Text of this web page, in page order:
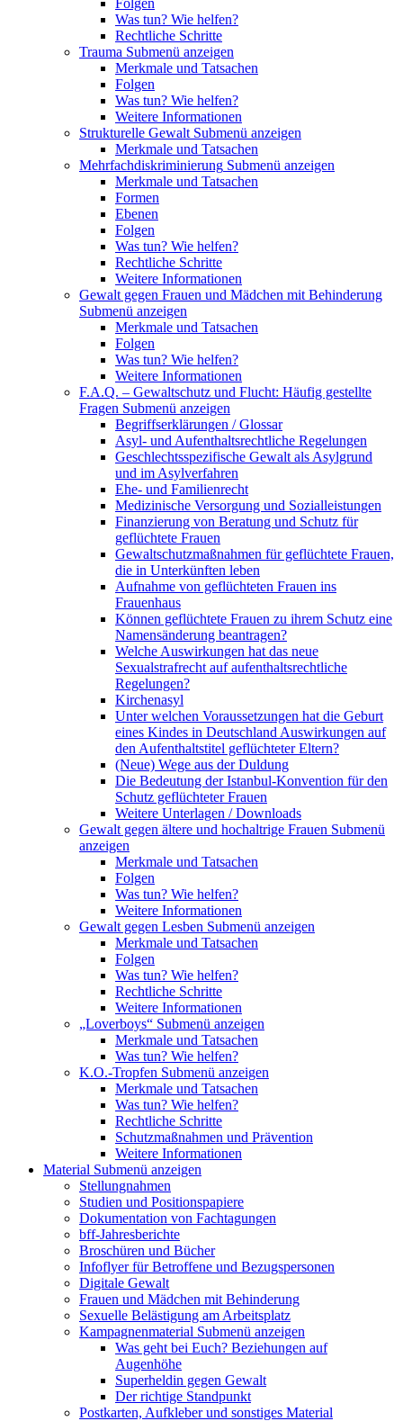
Folgen
Was tun? Wie helfen?
Rechtliche Schritte
Trauma Submenü anzeigen
Merkmale und Tatsachen
Folgen
Was tun? Wie helfen?
Weitere Informationen
Strukturelle Gewalt Submenü anzeigen
Merkmale und Tatsachen
Mehrfachdiskriminierung Submenü anzeigen
Merkmale und Tatsachen
Formen
Ebenen
Folgen
Was tun? Wie helfen?
Rechtliche Schritte
Weitere Informationen
Gewalt gegen Frauen und Mädchen mit Behinderung
Submenü anzeigen
Merkmale und Tatsachen
Folgen
Was tun? Wie helfen?
Weitere Informationen
F.A.Q. – Gewaltschutz und Flucht: Häufig gestellte
Fragen Submenü anzeigen
Begriffserklärungen / Glossar
Asyl- und Aufenthaltsrechtliche Regelungen
Geschlechtsspezifische Gewalt als Asylgrund
und im Asylverfahren
Ehe- und Familienrecht
Medizinische Versorgung und Sozialleistungen
Finanzierung von Beratung und Schutz für
geflüchtete Frauen
Gewaltschutzmaßnahmen für geflüchtete Frauen,
die in Unterkünften leben
Aufnahme von geflüchteten Frauen ins
Frauenhaus
Können geflüchtete Frauen zu ihrem Schutz eine
Namensänderung beantragen?
Welche Auswirkungen hat das neue
Sexualstrafrecht auf aufenthaltsrechtliche
Regelungen?
Kirchenasyl
Unter welchen Voraussetzungen hat die Geburt
eines Kindes in Deutschland Auswirkungen auf
den Aufenthaltstitel geflüchteter Eltern?
(Neue) Wege aus der Duldung
Die Bedeutung der Istanbul-Konvention für den
Schutz geflüchteter Frauen
Weitere Unterlagen / Downloads
Gewalt gegen ältere und hochaltrige Frauen Submenü
anzeigen
Merkmale und Tatsachen
Folgen
Was tun? Wie helfen?
Weitere Informationen
Gewalt gegen Lesben Submenü anzeigen
Merkmale und Tatsachen
Folgen
Was tun? Wie helfen?
Rechtliche Schritte
Weitere Informationen
„Loverboys“ Submenü anzeigen
Merkmale und Tatsachen
Was tun? Wie helfen?
K.O.-Tropfen Submenü anzeigen
Merkmale und Tatsachen
Was tun? Wie helfen?
Rechtliche Schritte
Schutzmaßnahmen und Prävention
Weitere Informationen
Material Submenü anzeigen
Stellungnahmen
Studien und Positionspapiere
Dokumentation von Fachtagungen
bff-Jahresberichte
Broschüren und Bücher
Infoflyer für Betroffene und Bezugspersonen
Digitale Gewalt
Frauen und Mädchen mit Behinderung
Sexuelle Belästigung am Arbeitsplatz
Kampagnenmaterial Submenü anzeigen
Was geht bei Euch? Beziehungen auf
Augenhöhe
Superheldin gegen Gewalt
Der richtige Standpunkt
Postkarten, Aufkleber und sonstiges Material